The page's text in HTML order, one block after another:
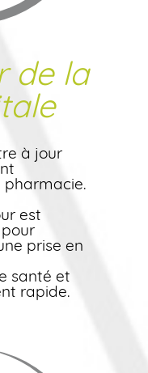
de la
à jour
est
prise en
santé et
rapide.